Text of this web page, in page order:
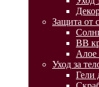
Защита от
BB
Алое
Уход за
Гели